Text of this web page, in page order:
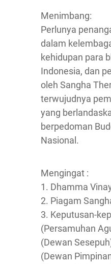
Menimbang:
Perlunya
dalam
kehidupan para
Indonesia, dan
oleh Sangha
terwujudnya
yang
berpedoman
Nasional.
Mengingat :
1. Dhamma
2. Piagam
3. Keputusan-
(Persamuhan
(Dewan
(Dewan